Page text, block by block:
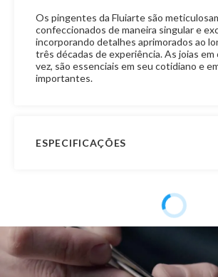
Os pingentes da Fluiarte são
confeccionados de maneira singular e
incorporando detalhes aprimorados ao
três décadas de experiência. As joias em
vez, são essenciais em seu cotidiano e
importantes.
ESPECIFICAÇÕES
Fabricação
12 meses
Material